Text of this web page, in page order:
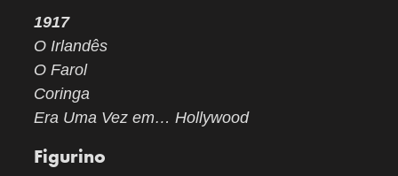
1917
O Irlandês
O Farol
Coringa
Era Uma Vez em… Hollywood
Figurino